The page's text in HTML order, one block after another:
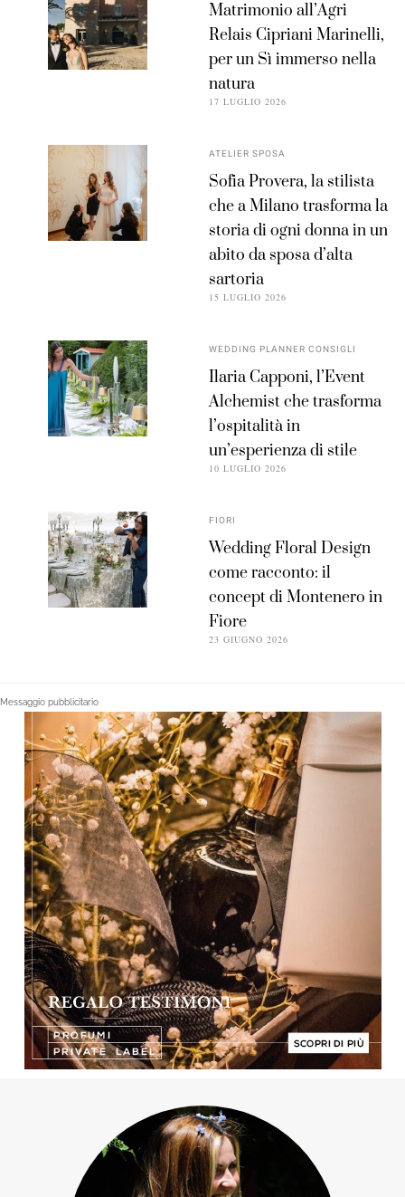
Matrimonio all’Agri
Relais Cipriani Marinelli,
per un Sì immerso nella
natura
17 LUGLIO 2026
ATELIER SPOSA
Sofia Provera, la stilista
che a Milano trasforma la
storia di ogni donna in un
abito da sposa d’alta
sartoria
15 LUGLIO 2026
WEDDING PLANNER CONSIGLI
Ilaria Capponi, l’Event
Alchemist che trasforma
l’ospitalità in
un’esperienza di stile
10 LUGLIO 2026
FIORI
Wedding Floral Design
come racconto: il
concept di Montenero in
Fiore
23 GIUGNO 2026
Messaggio pubblicitario